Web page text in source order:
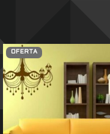
OFERTA